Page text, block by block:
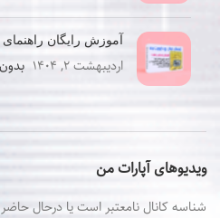
آموزش رایگان
اردیبهشت ۲, ۱۴۰۴
ویدیوهای آپارات من